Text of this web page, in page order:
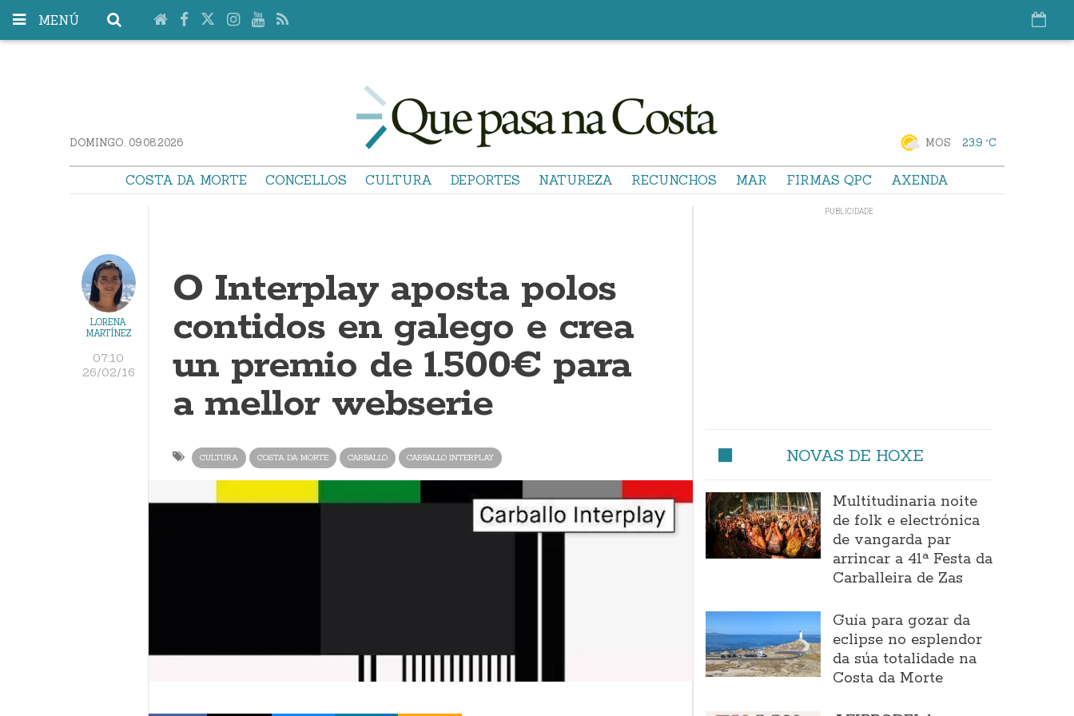
MENÚ
DOMINGO. 09.08.2026 MOS 23.9 °C
COSTA DA MORTE CONCELLOS CULTURA DEPORTES NATUREZA RECUNCHOS MAR FIRMAS QPC AXENDA
LORENA
MARTÍNEZ
07:10
26/02/16
O Interplay aposta polos
contidos en galego e crea
un premio de 1.500€ para
a mellor webserie
CULTURA COSTA DA MORTE CARBALLO CARBALLO INTERPLAY NOVAS DE HOXE
Multitudinaria noite
de folk e electrónica
de vangarda par
arrincar a 41ª Festa da
Carballeira de Zas
Guía para gozar da
eclipse no esplendor
da súa totalidade na
Costa da Morte